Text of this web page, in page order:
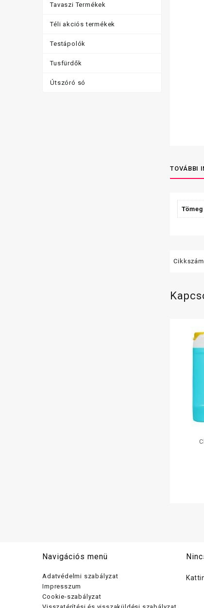
Tavaszi Termékek
Téli akciós termékek
Testápolók
Tusfürdők
Útszóró só
TOVÁBBI
Tömeg
Navigációs menü
Adatvédelmi szabályzat
Impresszum
Cookie-szabályzat